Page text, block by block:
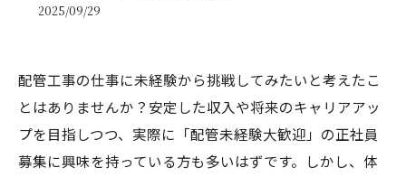
2025/09/29
配管工事の仕事に未経験から挑戦してみたいと考えたこ
とはありませんか？安定した収入や将来のキャリアアッ
プを目指しつつ、実際に「配管未経験大歓迎」の正社員
募集に興味を持っている方も多いはずです。しかし、体